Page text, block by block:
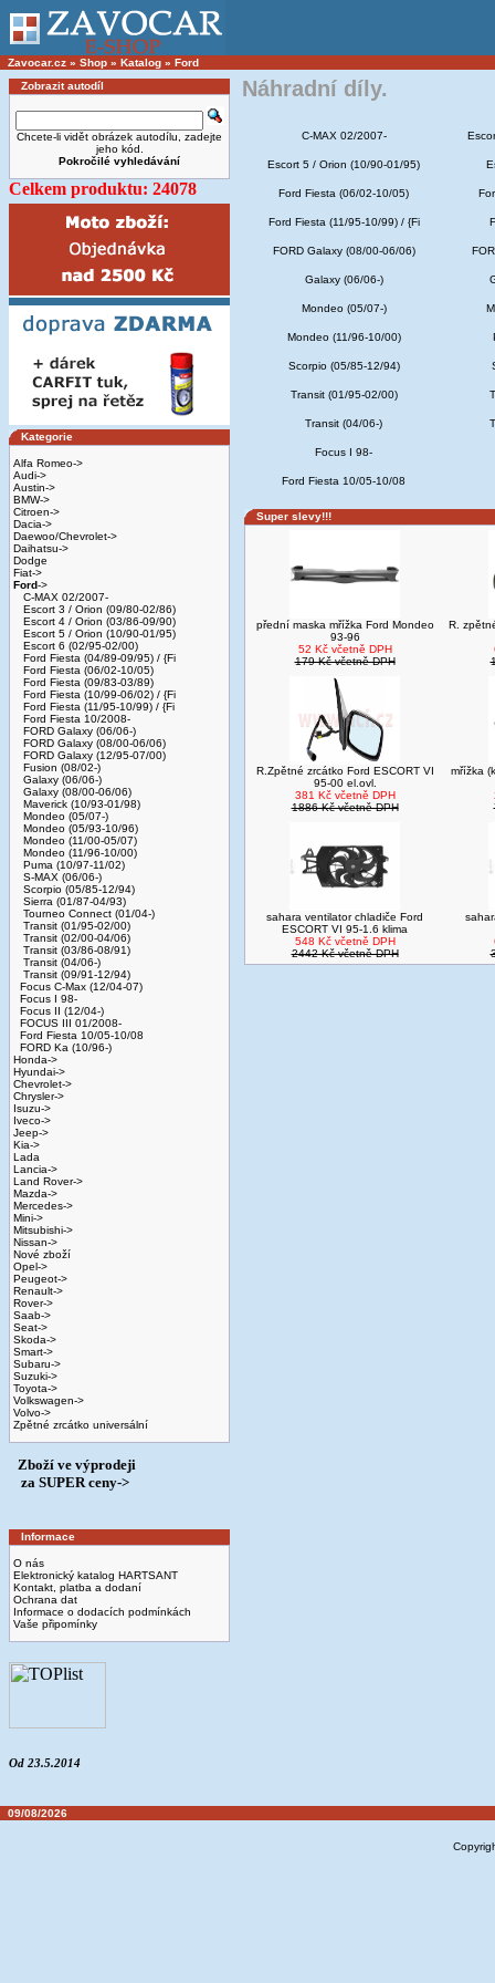
Zavocar.cz » Shop » Katalog » Ford
Zobrazit autodíl
Chcete-li vidět obrázek autodílu, zadejte
jeho kód.
Pokročilé vyhledávání
Celkem produktu: 24078
Kategorie
Alfa Romeo->
Audi->
Austin->
BMW->
Citroen->
Dacia->
Daewoo/Chevrolet->
Daihatsu->
Dodge
Fiat->
Ford->
C-MAX 02/2007-
Escort 3 / Orion (09/80-02/86)
Escort 4 / Orion (03/86-09/90)
Escort 5 / Orion (10/90-01/95)
Escort 6 (02/95-02/00)
Ford Fiesta (04/89-09/95) / {Fi
Ford Fiesta (06/02-10/05)
Ford Fiesta (09/83-03/89)
Ford Fiesta (10/99-06/02) / {Fi
Ford Fiesta (11/95-10/99) / {Fi
Ford Fiesta 10/2008-
FORD Galaxy (06/06-)
FORD Galaxy (08/00-06/06)
FORD Galaxy (12/95-07/00)
Fusion (08/02-)
Galaxy (06/06-)
Galaxy (08/00-06/06)
Maverick (10/93-01/98)
Mondeo (05/07-)
Mondeo (05/93-10/96)
Mondeo (11/00-05/07)
Mondeo (11/96-10/00)
Puma (10/97-11/02)
S-MAX (06/06-)
Scorpio (05/85-12/94)
Sierra (01/87-04/93)
Tourneo Connect (01/04-)
Transit (01/95-02/00)
Transit (02/00-04/06)
Transit (03/86-08/91)
Transit (04/06-)
Transit (09/91-12/94)
Focus C-Max (12/04-07)
Focus I 98-
Focus II (12/04-)
FOCUS III 01/2008-
Ford Fiesta 10/05-10/08
FORD Ka (10/96-)
Honda->
Hyundai->
Chevrolet->
Chrysler->
Isuzu->
Iveco->
Jeep->
Kia->
Lada
Lancia->
Land Rover->
Mazda->
Mercedes->
Mini->
Mitsubishi->
Nissan->
Nové zboží
Opel->
Peugeot->
Renault->
Rover->
Saab->
Seat->
Skoda->
Smart->
Subaru->
Suzuki->
Toyota->
Volkswagen->
Volvo->
Zpětné zrcátko universální
Zboží ve výprodeji
­ za SUPER ceny->
Informace
O nás
Elektronický katalog HARTSANT
Kontakt, platba a dodaní
Ochrana dat
Informace o dodacích podmínkách
Vaše připomínky
Od 23.5.2014
Náhradní díly.
C-MAX 02/2007-
Escort 5 / Orion (10/90-01/95)
Ford Fiesta (06/02-10/05)
Ford Fiesta (11/95-10/99) / {Fi
FORD Galaxy (08/00-06/06)
Galaxy (06/06-)
Mondeo (05/07-)
Mondeo (11/96-10/00)
Scorpio (05/85-12/94)
Transit (01/95-02/00)
Transit (04/06-)
Focus I 98-
Ford Fiesta 10/05-10/08
Super slevy!!!
přední maska mřížka Ford Mondeo
93-96
52 Kč včetně DPH
179 Kč včetně DPH
R.
R.Zpětné zrcátko Ford ESCORT VI
95-00 el.ovl.
381 Kč včetně DPH
1886 Kč včetně DPH
mřížka
sahara ventilator chladiče Ford
ESCORT VI 95-1.6 klima
548 Kč včetně DPH
2442 Kč včetně DPH
09/08/2026